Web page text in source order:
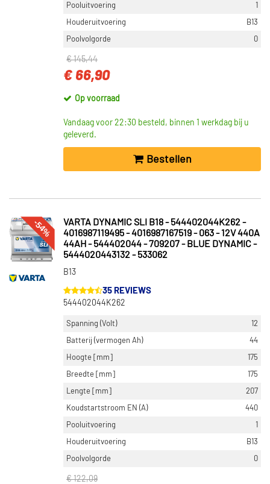
Niet op voorraad (104)
Pooluitvoering
1
Houderuitvoering
B13
Poolvolgorde
0
€ 145,44
€ 66,90
Op voorraad
Vandaag voor 22:30 besteld, binnen 1 werkdag bij u
geleverd.
Bestellen
-54%
VARTA DYNAMIC SLI B18 - 544402044K262 -
4016987119495 - 4016987167519 - 063 - 12V 440A
44AH - 544402044 - 709207 - BLUE DYNAMIC -
5444020443132 - 533062
B13
35 REVIEWS
544402044K262
Spanning (Volt)
12
Batterij (vermogen Ah)
44
Hoogte [mm]
175
Breedte [mm]
175
Lengte [mm]
207
Koudstartstroom EN (A)
440
Pooluitvoering
1
Houderuitvoering
B13
Poolvolgorde
0
€ 122,09